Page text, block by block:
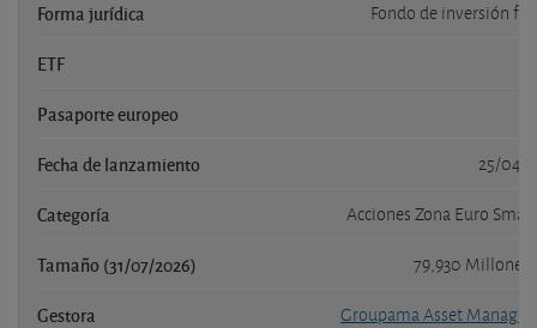
Forma jurídica Fondo de inversión
ETF
Pasaporte europeo
Fecha de lanzamiento 25/04/
Categoría Acciones Zona Euro Small
Tamaño (31/07/2026) 79,930 Millones
Gestora Groupama Asset